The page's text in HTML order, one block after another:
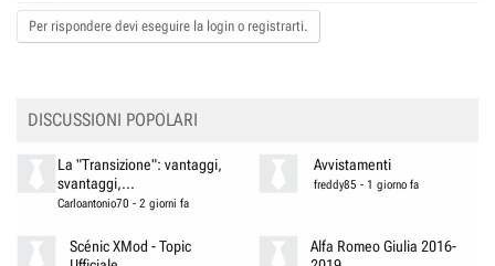
a
c
t
s
Per rispondere devi eseguire la login o registrarti.
DISCUSSIONI POPOLARI
La "Transizione": vantaggi,
svantaggi,...
Carloantonio70 - 2 giorni fa
Avvistamenti
freddy85 - 1 giorno fa
Scénic XMod - Topic
Alfa Romeo Giulia 2016-